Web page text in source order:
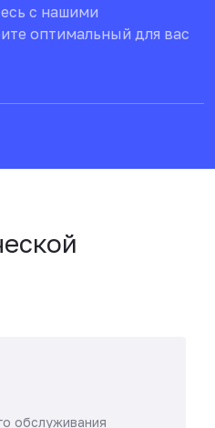
с нашими
оптимальный для вас
обслуживания